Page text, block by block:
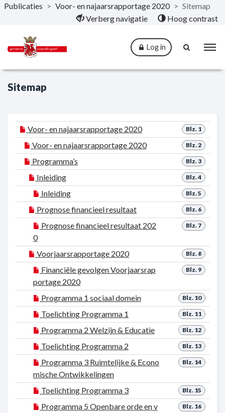
Naar hoofdinhoud
Publicaties > Voor- en najaarsrapportage 2020 > Sitemap
Verberg navigatie
Hoog contrast
Log in
Sitemap
Blz. 1
Voor- en najaarsrapportage 2020
Blz. 2
Voor- en najaarsrapportage 2020
Blz. 3
Programma’s
Blz. 4
Inleiding
Blz. 5
Inleiding
Blz. 6
Prognose financieel resultaat
Blz. 7
Prognose financieel resultaat 202
0
Blz. 8
Voorjaarsrapportage 2020
Blz. 9
Financiële gevolgen Voorjaarsrap
portage 2020
Blz. 10
Programma 1 sociaal domein
Blz. 11
Toelichting Programma 1
Blz. 12
Programma 2 Welzijn & Educatie
Blz. 13
Toelichting Programma 2
Blz. 14
Programma 3 Ruimtelijke & Econo
mische Ontwikkelingen
Blz. 15
Toelichting Programma 3
Blz. 16
Programma 5 Openbare orde en v